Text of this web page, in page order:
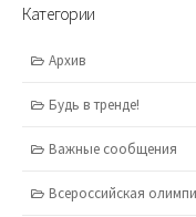
Категории
Архив
Будь в тренде!
Важные сообщения
Всероссийская